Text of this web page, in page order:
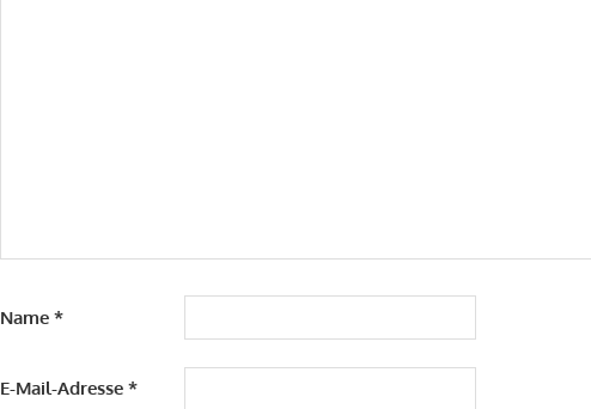
Name*
E-Mail-Adresse*